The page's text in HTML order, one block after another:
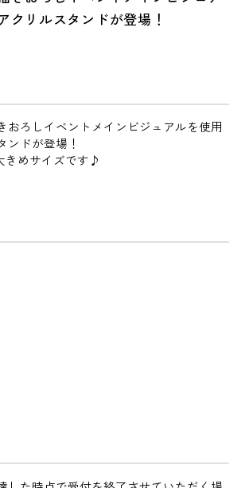
クリルスタンドが登場！
おろしイベントメインビジュアルを使用
ンドが登場！
きめサイズです♪